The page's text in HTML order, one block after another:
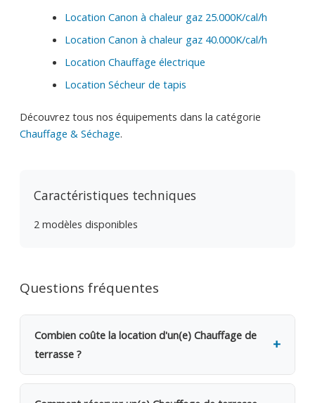
Location Canon à chaleur gaz 25.000K/cal/h
Location Canon à chaleur gaz 40.000K/cal/h
Location Chauffage électrique
Location Sécheur de tapis
Découvrez tous nos équipements dans la catégorie
Chauffage & Séchage.
Caractéristiques techniques
2 modèles disponibles
Questions fréquentes
Combien coûte la location d'un(e) Chauffage de
terrasse ?
La location d'un(e) Chauffage de terrasse coûte 18€
TVAC par jour (14.88€ HTVA). Une caution de 200€